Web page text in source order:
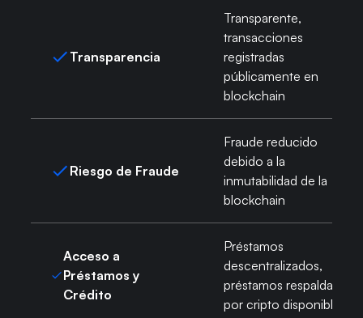
Transparencia
Transparente,
transacciones
registradas
públicamente en
blockchain
Riesgo de Fraude
Fraude reducido
debido a la
inmutabilidad de la
blockchain
Acceso a
Préstamos y
Crédito
Préstamos
descentralizados,
préstamos respaldados
por cripto disponibles